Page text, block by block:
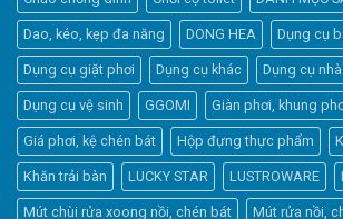
Dao, kéo, kẹp đa năng DONG HEA Dụng cụ
Dụng cụ giặt phơi Dụng cụ khác Dụng cụ
Dụng cụ vệ sinh GGOMI Giàn phơi, khung
Giá phơi, kệ chén bát Hộp đựng thực phẩm
Khăn trải bàn LUCKY STAR LUSTROWARE
Mút chùi rửa xoong nồi, chén bát Mút rửa nồi,
Elfsight